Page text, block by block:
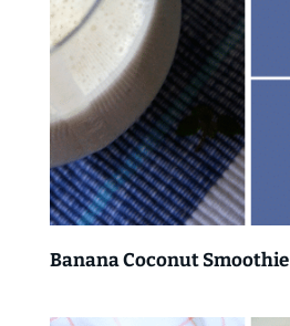
Banana Coconut Smoothie